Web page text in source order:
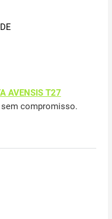
AVENSIS T27
sem compromisso.